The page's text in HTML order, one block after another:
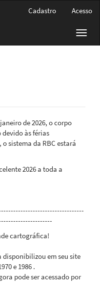
Cadastro Acesso
de 2026, o corpo
devido às férias
sistema da RBC estará
2026 a toda a
cartográfica!
em seu site
e 1986 .
pode ser acessado por